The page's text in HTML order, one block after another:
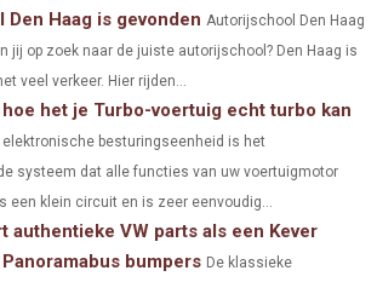
K S
T
N
Haag is gevonden Autorijschool Den Haag
jij op zoek naar de juiste autorijschool? Den Haag is
veel verkeer. Hier rijden...
het je Turbo-voertuig echt turbo kan
elektronische besturingseenheid is het
systeem dat alle functies van uw voertuigmotor
een klein circuit en is zeer eenvoudig...
authentieke VW parts als een Kever
bumpers De klassieke